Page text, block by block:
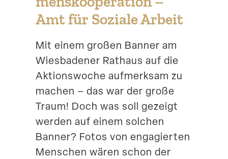
Suche
Amt für Soziale Arbeit
Mit einem großen Banner am
Wiesba­dener Rathaus auf die
Aktions­woche aufmerksam zu
machen – das war der große
Traum! Doch was soll gezeigt
werden auf einem solchen
Banner? Fotos von engagierten
Menschen wären schon der